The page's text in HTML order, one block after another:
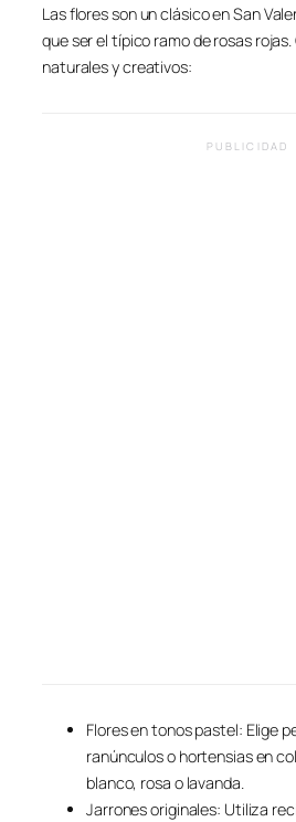
Las flores son un clásico en San
que ser el típico ramo de rosas
naturales y creativos:
PUBLICIDAD
Flores en tonos pastel: Elige
ranúnculos o hortensias en
blanco, rosa o lavanda.
Jarrones originales: Utiliza